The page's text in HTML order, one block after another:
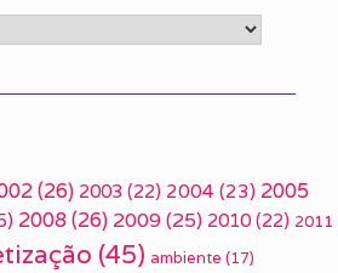
(26) 2003 (22) 2004 (23) 2005
2008(26) 2009(25) 2010 (22) 2011
(45) ambiente (17)